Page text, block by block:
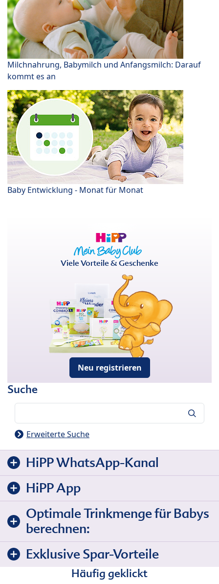
Milchnahrung, Babymilch und Anfangsmilch: Darauf
kommt es an
Baby Entwicklung - Monat für Monat
Viele Vorteile & Geschenke
Neu registrieren
Suche
Erweiterte Suche
HiPP WhatsApp-Kanal
HiPP App
Optimale Trinkmenge für Babys
berechnen:
Exklusive Spar-Vorteile
Häufig geklickt